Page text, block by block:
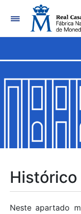
Mostrar/Ocultar
Mostrar/Ocultar
Mostrar/Ocultar
Neste apartado